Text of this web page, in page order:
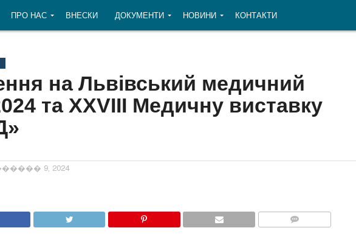
ПРО НАС ВНЕСКИ ДОКУМЕНТИ НОВИНИ КОНТАКТИ
на Львівський медичний
та XXVIII Медичну виставку
9, 2024